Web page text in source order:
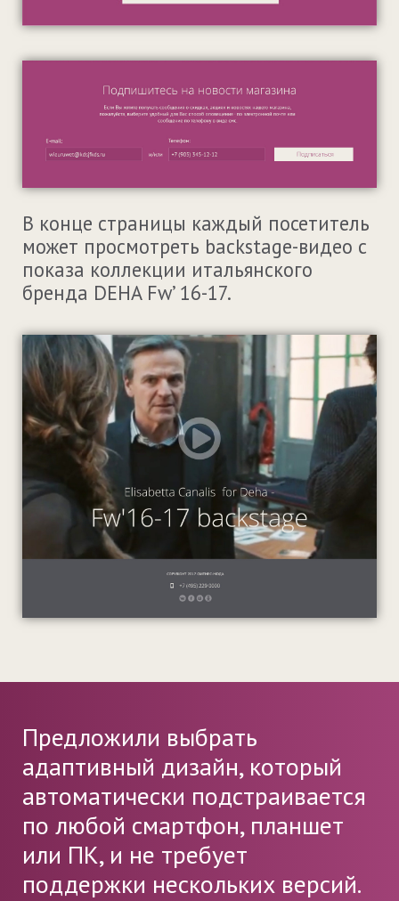
В конце страницы каждый посетитель
может просмотреть backstage-видео с
показа коллекции итальянского
бренда DEHA Fw’ 16-17.
Предложили выбрать
адаптивный дизайн, который
автоматически подстраивается
по любой смартфон, планшет
или ПК, и не требует
поддержки нескольких версий.